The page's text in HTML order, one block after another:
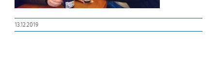
13.12.2019